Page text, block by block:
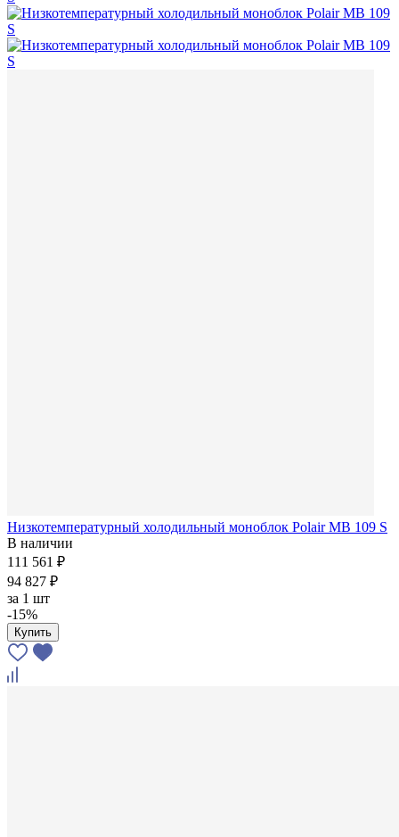
Низкотемпературный холодильный моноблок Polair MB 109 S
В наличии
111 561 ₽
94 827 ₽
за 1 шт
-15%
Купить